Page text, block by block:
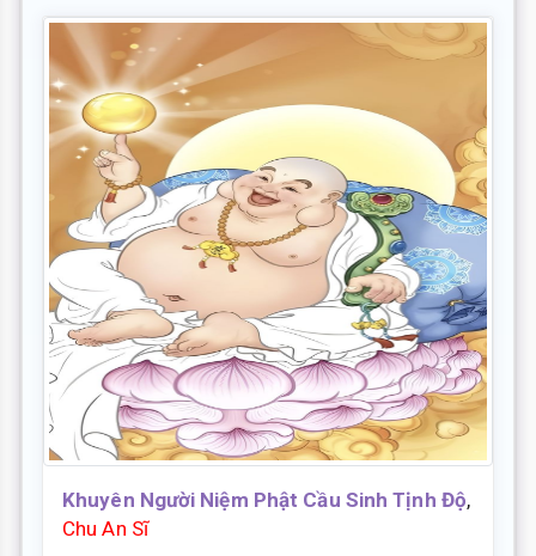
Khuyên Người Niệm Phật Cầu Sinh Tịnh Độ,
Chu An Sĩ